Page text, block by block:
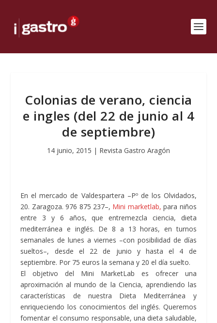
Colonias de verano, ciencia
e ingles (del 22 de junio al 4
de septiembre)
14 junio, 2015 | Revista Gastro Aragón
En el mercado de Valdespartera –Pº de los Olvidados,
20. Zaragoza. 976 875 237–, Mini marketlab, para niños
entre 3 y 6 años, que entremezcla ciencia, dieta
mediterránea e inglés. De 8 a 13 horas, en turnos
semanales de lunes a viernes –con posibilidad de días
sueltos–, desde el 22 de junio y hasta el 4 de
septiembre. Por 75 euros la semana y 20 el día suelto.
El objetivo del Mini MarketLab es ofrecer una
aproximación al mundo de la Ciencia, aprendiendo las
características de nuestra Dieta Mediterránea y
enriqueciendo los conocimientos del inglés. Queremos
fomentar el consumo responsable, una dieta saludable,